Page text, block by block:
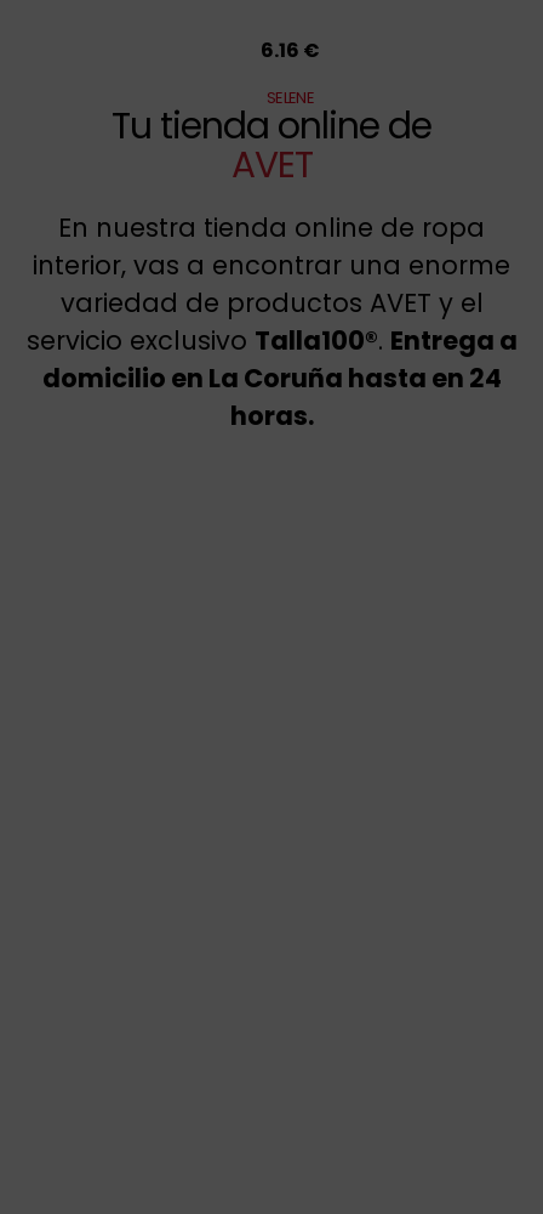
6.16 €
SELENE
Tu tienda online de
AVET
En nuestra tienda online de ropa
interior, vas a encontrar una enorme
variedad de productos AVET y el
servicio exclusivo Talla100®. Entrega a
domicilio en La Coruña hasta en 24
horas.